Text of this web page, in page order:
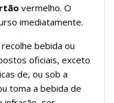
vermelho. O
imediatamente.
bebida ou
oficiais, exceto
de, ou sob a
toma a bebida de